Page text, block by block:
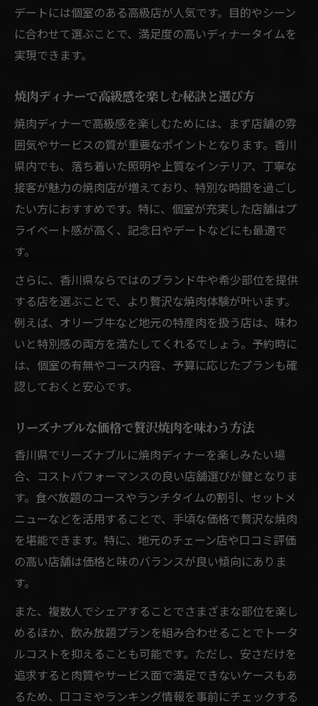
デートには個室のある高級店が人気です。目的やシーン
に合わせて選ぶことで、満足度の高いディナータイムを
実現できます。
焼肉ディナーで高級感を楽しむ秘訣と選び方
焼肉ディナーで高級感を楽しむためには、まず店舗の雰
囲気やサービスの質が重要なポイントとなります。香川
県内でも、落ち着いた照明や上質なインテリア、丁寧な
接客が魅力の焼肉店が増えており、特別な時間を過ごし
たい方におすすめです。特に、個室が充実した店舗はプ
ライベート感が高く、記念日やデートなどにも最適で
す。
さらに、香川県ならではのブランド牛や希少部位を提供
する店を選ぶことで、より贅沢な焼肉体験が叶います。
例えば、オリーブ牛など地元の特産肉を扱う店は、味わ
いと特別感の両方を満たしてくれるでしょう。予約時に
は、個室の有無やコース内容、予算に応じたプランも確
認しておくと安心です。
リーズナブルな価格で贅沢焼肉を味わう方法
香川県でリーズナブルに焼肉ディナーを楽しみたい場
合、コストパフォーマンスの良い店舗選びが鍵となりま
す。食べ放題のコースやランチタイムの割引、セットメ
ニューなどを活用することで、手頃な価格で贅沢な焼肉
を堪能できます。特に、地元のチェーン店や口コミ評価
の高い店舗は価格と味のバランスが良い傾向にありま
す。
また、複数人でシェアすることでさまざまな部位を楽し
めるほか、飲み放題プランを組み合わせることでトータ
ルコストを抑えることも可能です。ただし、安さだけを
追求すると肉質やサービス面で満足できないケースもあ
るため、口コミやランキング情報を事前にチェックする